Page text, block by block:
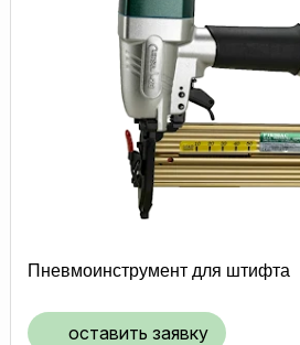
Пневмоинструмент для штифта
оставить заявку